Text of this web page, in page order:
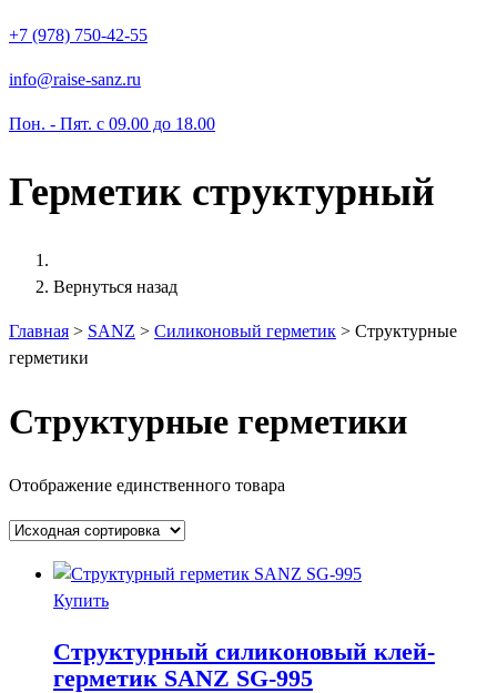
+7 (978) 750-42-55
info@raise-sanz.ru
Пон. - Пят. с 09.00 до 18.00
Герметик структурный
Вернуться назад
Главная > SANZ > Силиконовый герметик > Структурные
герметики
Структурные герметики
Отображение единственного товара
Купить
Структурный силиконовый клей-
герметик SANZ SG-995